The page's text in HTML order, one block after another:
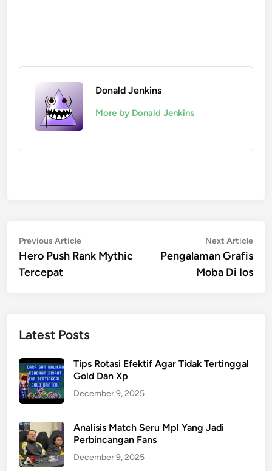
Donald Jenkins
More by Donald Jenkins
Post
navigation
Previous ArticlePrevious
article:
Hero Push Rank Mythic
Tercepat
Next Article
Pengalaman Grafis
Moba Di Ios
Latest Posts
Tips Rotasi Efektif Agar Tidak Tertinggal
Gold Dan Xp
December 9, 2025
Analisis Match Seru Mpl Yang Jadi
Perbincangan Fans
December 9, 2025